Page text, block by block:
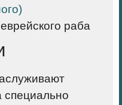
раба
специально